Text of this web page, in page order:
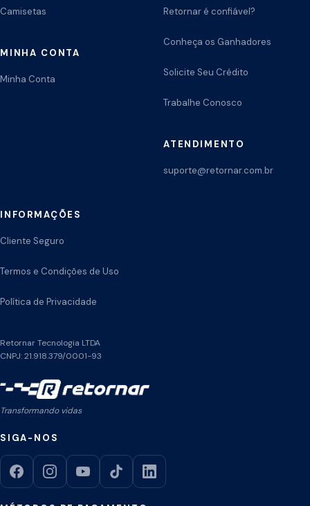
Camisetas
MINHA CONTA
Minha Conta
Retornar é confiável?
Conheça os Ganhadores
Solicite Seu Crédito
Trabalhe Conosco
ATENDIMENTO
suporte@retornar.com.br
INFORMAÇÕES
Cliente Seguro
Termos e Condições de Uso
Política de Privacidade
Retornar Tecnologia LTDA
CNPJ: 21.918.379/0001-93
Transformando vidas
SIGA-NOS